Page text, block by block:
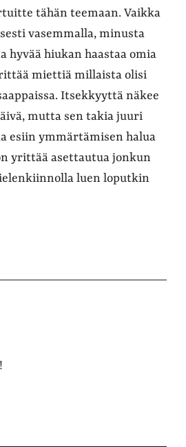
tähän teemaan. Vaikka
vasemmalla, minusta
hyvää hiukan haastaa omia
miettiä millaista olisi
Itsekkyyttä näkee
mutta sen takia juuri
esiin ymmärtämisen halua
yrittää asettautua jonkun
luen loputkin